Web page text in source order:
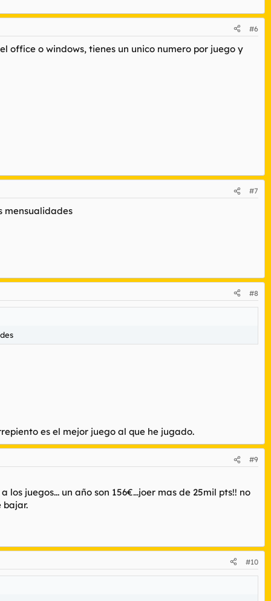
#6
office o windows, tienes un unico numero por juego y
#7
mensualidades
#8
es el mejor juego al que he jugado.
#9
juegos... un año son 156€...joer mas de 25mil pts!! no
bajar.
#10